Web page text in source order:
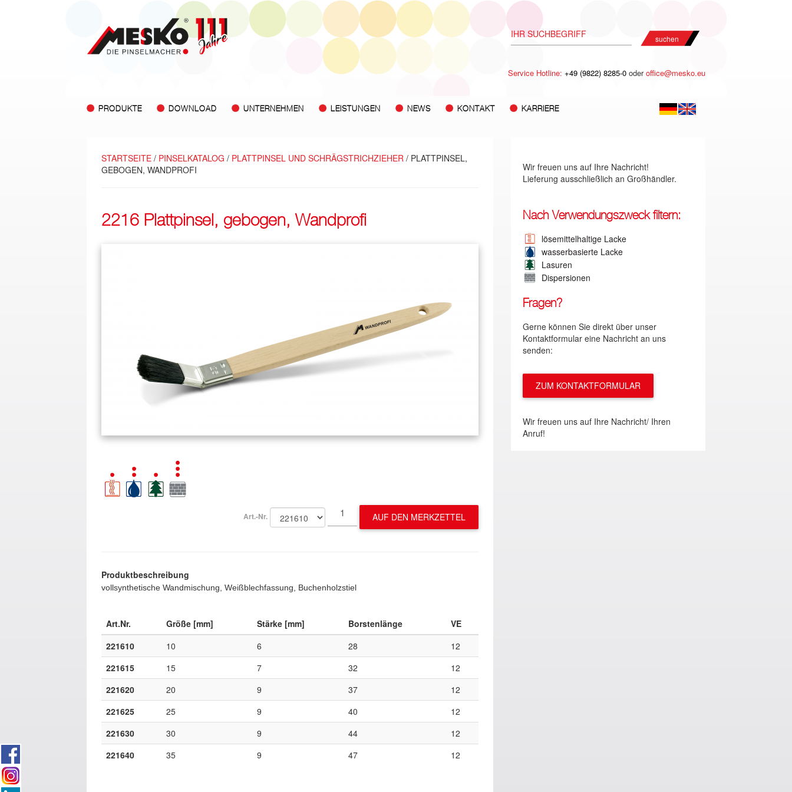
suchen
Service Hotline: +49 (9822) 8285-0 oderoffice@mesko.eu
PRODUKTE DOWNLOAD UNTERNEHMEN LEISTUNGEN NEWS KONTAKT KARRIERE
STARTSEITE / PINSELKATALOG / PLATTPINSEL UND SCHRÄGSTRICHZIEHER / PLATTPINSEL,
GEBOGEN, WANDPROFI
2216 Plattpinsel, gebogen, Wandprofi
Art.-Nr. AUF DEN MERKZETTEL
Produktbeschreibung
vollsynthetische Wandmischung, Weißblechfassung, Buchenholzstiel
Art.Nr. Größe [mm] Stärke [mm] Borstenlänge
VE
221610
10 6 28
12
221615
15 7 32
12
221620
20 9 37
12
221625
25 9 40
12
221630
30 9 44
12
221640
35 9 47 12
Wir freuen uns auf Ihre Nachricht!
Lieferung ausschließlich an Großhändler.
Nach Verwendungszweck filtern:
lösemittelhaltige Lacke
wasserbasierte Lacke
Lasuren
Dispersionen
Fragen?
Gerne können Sie direkt über unser
Kontaktformular eine Nachricht an uns
senden:
ZUM KONTAKTFORMULAR
Wir freuen uns auf Ihre Nachricht/ Ihren
Anruf!